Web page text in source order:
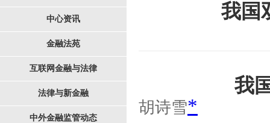
中心资讯
金融法苑
互联网金融与法律
法律与新金融
中外金融监管动态
我国
我
胡诗雪*